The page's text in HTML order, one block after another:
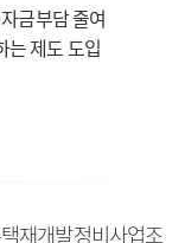
금부담 줄여
는 제도 도입
재개발정비사업조